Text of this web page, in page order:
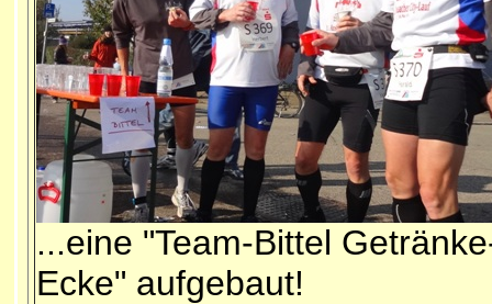
...eine "Team-Bittel
Ecke" aufgebaut!